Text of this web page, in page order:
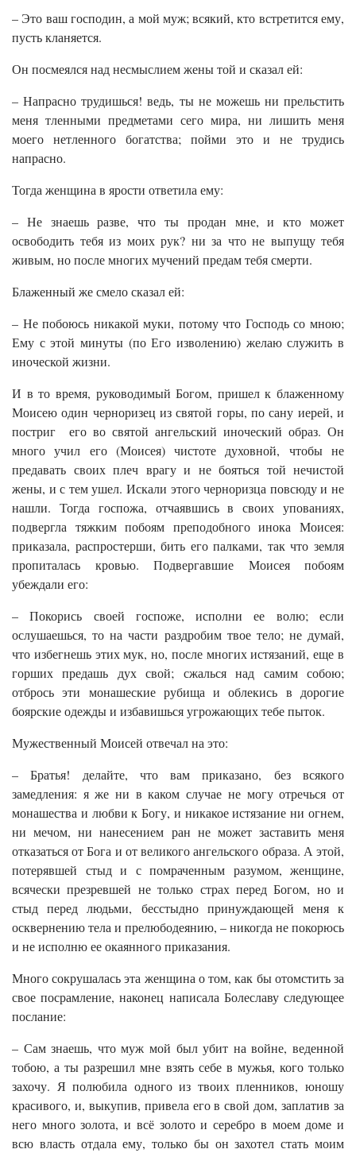
– Это ваш господин, а мой муж; всякий, кто встретится ему,
пусть кланяется.
Он посмеялся над несмыслием жены той и сказал ей:
– Напрасно трудишься! ведь, ты не можешь ни прельстить
меня тленными предметами сего мира, ни лишить меня
моего нетленного богатства; пойми это и не трудись
напрасно.
Тогда женщина в ярости ответила ему:
– Не знаешь разве, что ты продан мне, и кто может
освободить тебя из моих рук? ни за что не выпущу тебя
живым, но после многих мучений предам тебя смерти.
Блаженный же смело сказал ей:
– Не побоюсь никакой муки, потому что Господь со мною;
Ему с этой минуты (по Его изволению) желаю служить в
иноческой жизни.
И в то время, руководимый Богом, пришел к блаженному
Моисею один черноризец из святой горы, по сану иерей, и
постриг его во святой ангельский иноческий образ. Он
много учил его (Моисея) чистоте духовной, чтобы не
предавать своих плеч врагу и не бояться той нечистой
жены, и с тем ушел. Искали этого черноризца повсюду и не
нашли. Тогда госпожа, отчаявшись в своих упованиях,
подвергла тяжким побоям преподобного инока Моисея:
приказала, распростерши, бить его палками, так что земля
пропиталась кровью. Подвергавшие Моисея побоям
убеждали его:
– Покорись своей госпоже, исполни ее волю; если
ослушаешься, то на части раздробим твое тело; не думай,
что избегнешь этих мук, но, после многих истязаний, еще в
горших предашь дух свой; сжалься над самим собою;
отбрось эти монашеские рубища и облекись в дорогие
боярские одежды и избавишься угрожающих тебе пыток.
Мужественный Моисей отвечал на это:
– Братья! делайте, что вам приказано, без всякого
замедления: я же ни в каком случае не могу отречься от
монашества и любви к Богу, и никакое истязание ни огнем,
ни мечом, ни нанесением ран не может заставить меня
отказаться от Бога и от великого ангельского образа. А этой,
потерявшей стыд и с помраченным разумом, женщине,
всячески презревшей не только страх перед Богом, но и
стыд перед людьми, бесстыдно принуждающей меня к
осквернению тела и прелюбодеянию, – никогда не покорюсь
и не исполню ее окаянного приказания.
Много сокрушалась эта женщина о том, как бы отомстить за
свое посрамление, наконец написала Болеславу следующее
послание:
– Сам знаешь, что муж мой был убит на войне, веденной
тобою, а ты разрешил мне взять себе в мужья, кого только
захочу. Я полюбила одного из твоих пленников, юношу
красивого, и, выкупив, привела его в свой дом, заплатив за
него много золота, и всё золото и серебро в моем доме и
всю власть отдала ему, только бы он захотел стать моим